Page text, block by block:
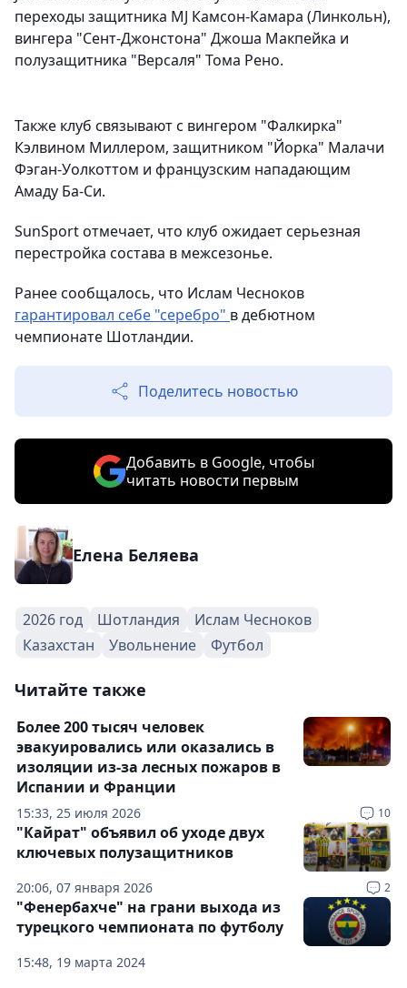
переходы защитника MJ Камсон-Камара (Линкольн),
вингера "Сент-Джонстона" Джоша Макпейка и
полузащитника "Версаля" Тома Рено.
Также клуб связывают с вингером "Фалкирка"
Кэлвином Миллером, защитником "Йорка" Малачи
Фэган-Уолкоттом и французским нападающим
Амаду Ба-Си.
SunSport отмечает, что клуб ожидает серьезная
перестройка состава в межсезонье.
Ранее сообщалось, что Ислам Чесноков
гарантировал себе "серебро" в дебютном
чемпионате Шотландии.
Поделитесь новостью
Добавить в Google, чтобы
читать новости первым
Елена Беляева
2026 год Шотландия
Ислам Чесноков
Казахстан
Увольнение Футбол
Читайте также
15:33, 25 июля 2026 10
Более 200 тысяч человек
эвакуировались или оказались в
изоляции из-за лесных пожаров в
Испании и Франции
20:06, 07 января 2026 2
"Кайрат" объявил об уходе двух
ключевых полузащитников
15:48, 19 марта 2024
"Фенербахче" на грани выхода из
турецкого чемпионата по футболу